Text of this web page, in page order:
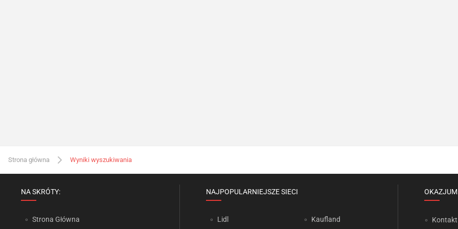
Strona główna Wyniki wyszukiwania
NA SKRÓTY:
Strona Główna
NAJPOPULARNIEJSZE SIECI
Lidl Kaufland Kontakt